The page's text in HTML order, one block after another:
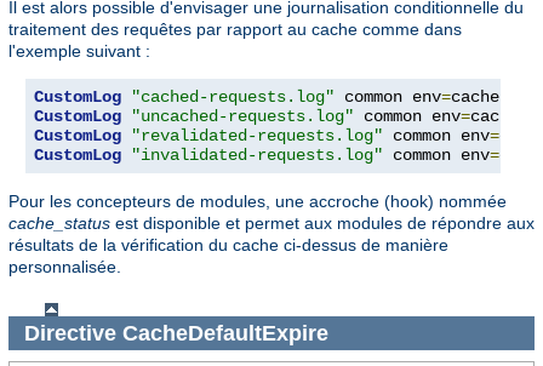
Il est alors possible d'envisager une journalisation conditionnelle du
traitement des requêtes par rapport au cache comme dans
l'exemple suivant :
CustomLog "cached-requests.log" common env=
CustomLog
"uncached-requests.log" common env=
CustomLog
"revalidated-requests.log" common env=
CustomLog
"invalidated-requests.log" common env=
Pour les concepteurs de modules, une accroche (hook) nommée
cache_status est disponible et permet aux modules de répondre aux
résultats de la vérification du cache ci-dessus de manière
personnalisée.
Directive CacheDefaultExpire